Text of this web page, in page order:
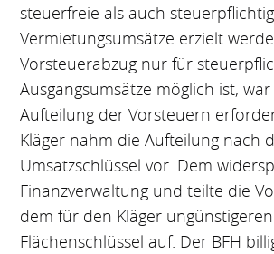
steuerfreie als auch
Vermietungsumsätze erzielt
Vorsteuerabzug nur für
Ausgangsumsätze möglich ist,
Aufteilung der Vorsteuern
Kläger nahm die Aufteilung nach
Umsatzschlüssel vor. Dem
Finanzverwaltung und teilte die
dem für den Kläger ungünstigeren
Flächenschlüssel auf. Der BFH